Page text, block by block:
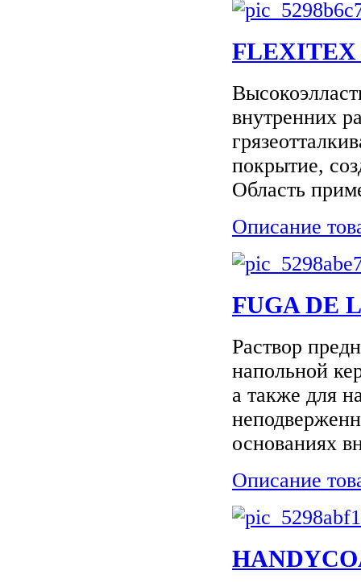
внутренних
покрытие,
Область
Описание
FUGA DE
Раствор
напольной
а также для
основаниях
Описание